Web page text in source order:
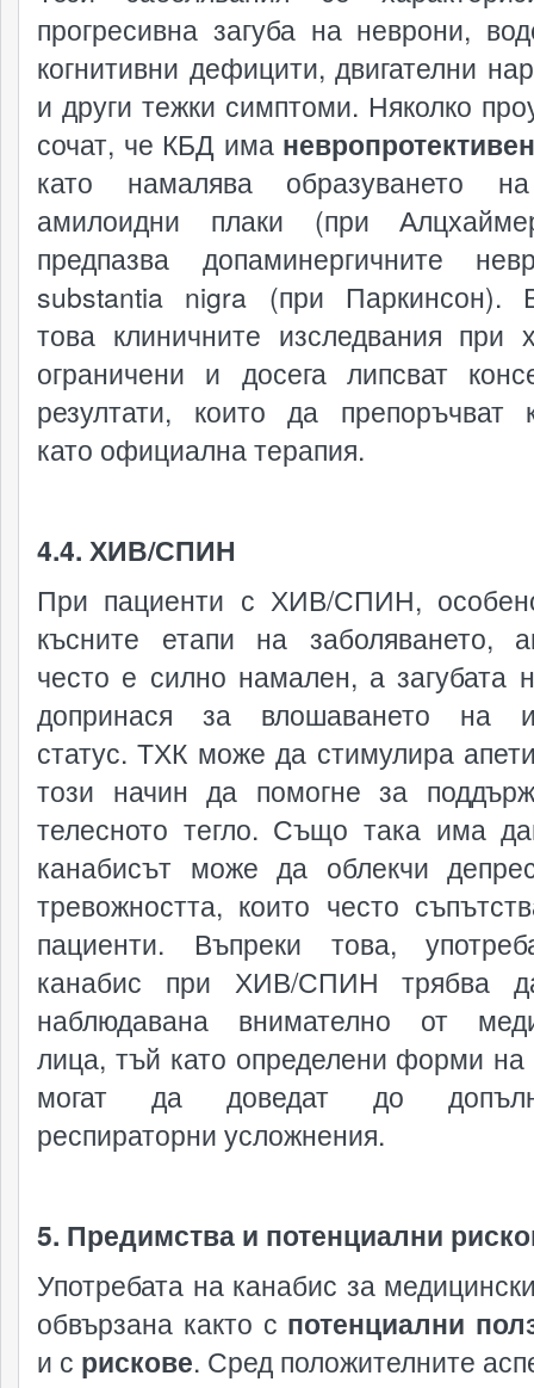
прогресивна загуба на неврони,
когнитивни дефицити, двигателни
и други тежки симптоми. Няколко
сочат, че КБД има
като намалява образуването
амилоидни плаки (при
предпазва допаминергичните
substantia nigra (при Паркинсон).
това клиничните изследвания при
ограничени и досега липсват
резултати, които да препоръчват
като официална терапия.
4.4. ХИВ/СПИН
При пациенти с ХИВ/СПИН,
късните етапи на заболяването,
често е силно намален, а загубата
допринася за влошаването на
статус. ТХК може да стимулира
този начин да помогне за
телесното тегло. Също така има
канабисът може да облекчи
тревожността, които често
пациенти. Въпреки това,
канабис при ХИВ/СПИН трябва
наблюдавана внимателно от
лица, тъй като определени форми
могат да доведат до
респираторни усложнения.
5. Предимства и потенциални
Употребата на канабис за
обвързана както с потенциални
и с рискове. Сред положителните